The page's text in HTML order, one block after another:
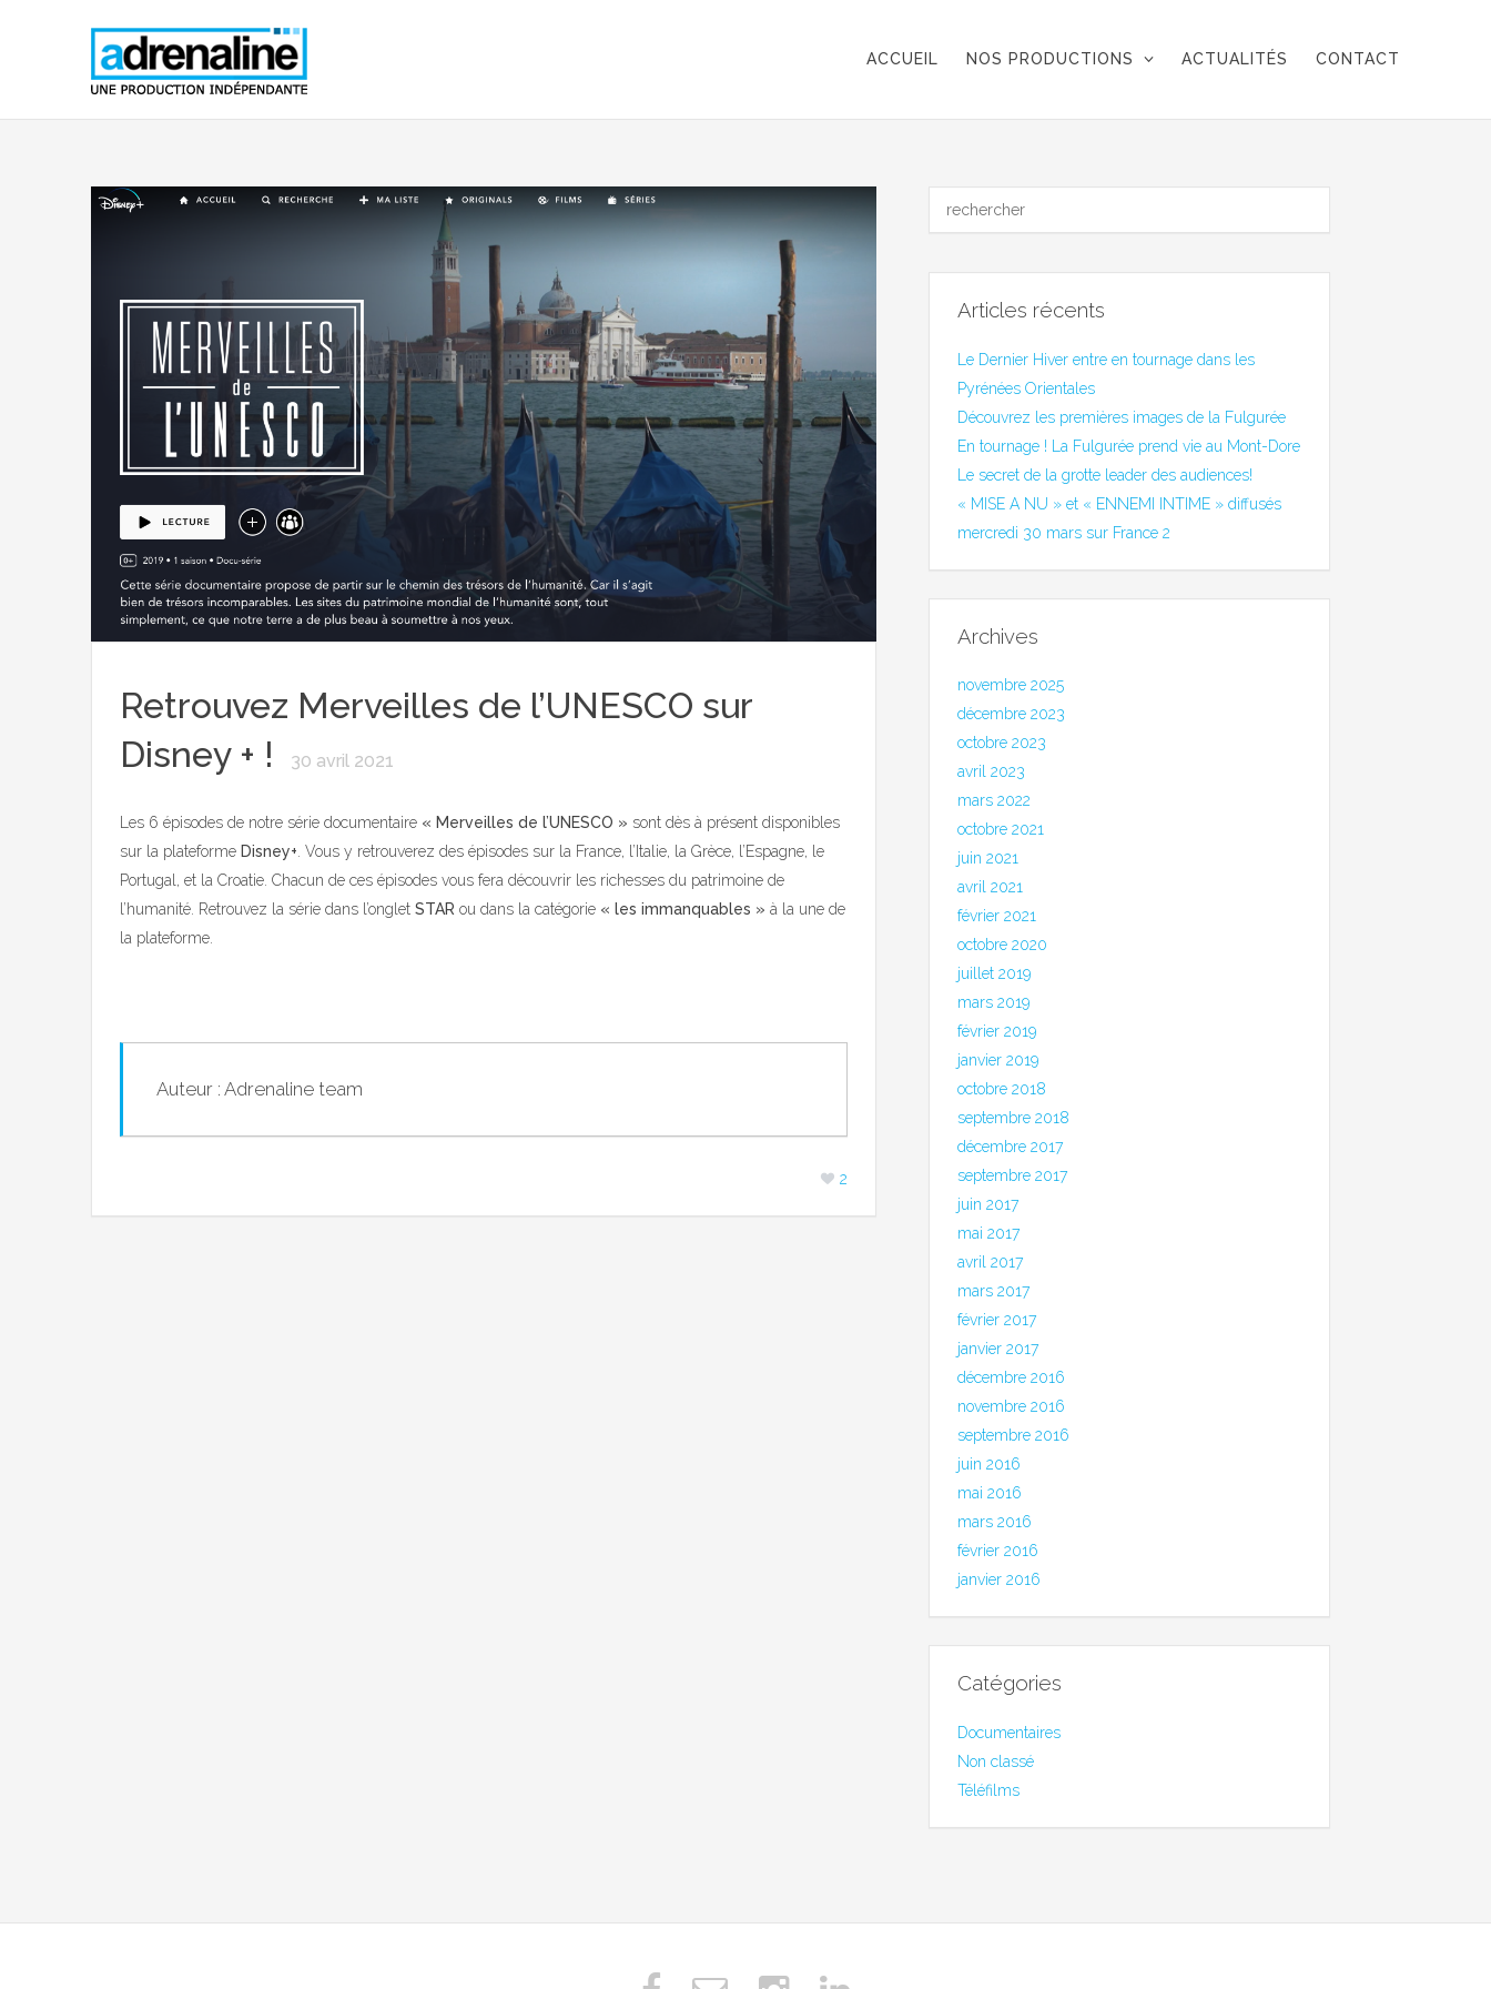
ACCUEIL NOS PRODUCTIONS ACTUALITÉS CONTACT
Retrouvez Merveilles de l’UNESCO sur
Disney + !
30 avril 2021
Les 6 épisodes de notre série documentaire « Merveilles de l’UNESCO » sont dès à présent disponibles
sur la plateforme Disney+. Vous y retrouverez des épisodes sur la France, l’Italie, la Grèce, l’Espagne, le
Portugal, et la Croatie. Chacun de ces épisodes vous fera découvrir les richesses du patrimoine de
l’humanité. Retrouvez la série dans l’onglet STAR ou dans la catégorie « les immanquables » à la une de
la plateforme.
Auteur : Adrenaline team
2
Articles récents
Le Dernier Hiver entre en tournage dans les
Pyrénées Orientales
Découvrez les premières images de la Fulgurée
En tournage ! La Fulgurée prend vie au Mont-Dore
Le secret de la grotte leader des audiences!
« MISE A NU » et « ENNEMI INTIME » diffusés
mercredi 30 mars sur France 2
Archives
novembre 2025
décembre 2023
octobre 2023
avril 2023
mars 2022
octobre 2021
juin 2021
avril 2021
février 2021
octobre 2020
juillet 2019
mars 2019
février 2019
janvier 2019
octobre 2018
septembre 2018
décembre 2017
septembre 2017
juin 2017
mai 2017
avril 2017
mars 2017
février 2017
janvier 2017
décembre 2016
novembre 2016
septembre 2016
juin 2016
mai 2016
mars 2016
février 2016
janvier 2016
Catégories
Documentaires
Non classé
Téléfilms